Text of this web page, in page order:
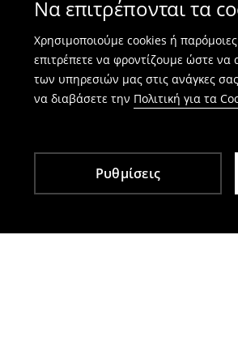
Να επιτρέπονται τα
Χρησιμοποιούμε cookies ή
επιτρέπετε να φροντίζουμε ώστε
των υπηρεσιών μας στις ανάγκες
να διαβάσετε την Πολιτική για τα
Ρυθμίσεις
⟶Πώς γίνεται η